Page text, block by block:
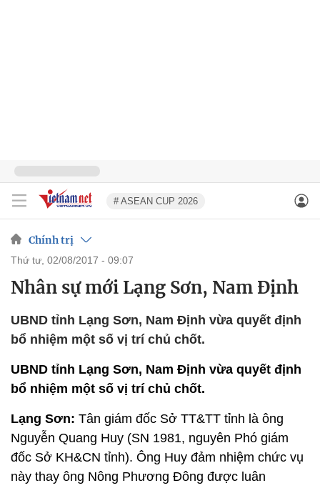
# ASEAN CUP 2026
Chính trị
thứ tư, 02/08/2017 - 09:07
Nhân sự mới Lạng Sơn, Nam Định
UBND tỉnh Lạng Sơn, Nam Định vừa quyết định
bổ nhiệm một số vị trí chủ chốt.
UBND tỉnh Lạng Sơn, Nam Định vừa quyết định
bổ nhiệm một số vị trí chủ chốt.
Lạng Sơn: Tân giám đốc Sở TT&TT tỉnh là ông
Nguyễn Quang Huy (SN 1981, nguyên Phó giám
đốc Sở KH&CN tỉnh). Ông Huy đảm nhiệm chức vụ
này thay ông Nông Phương Đông được luân